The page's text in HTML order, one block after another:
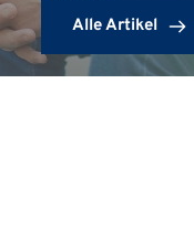
Alle Artikel